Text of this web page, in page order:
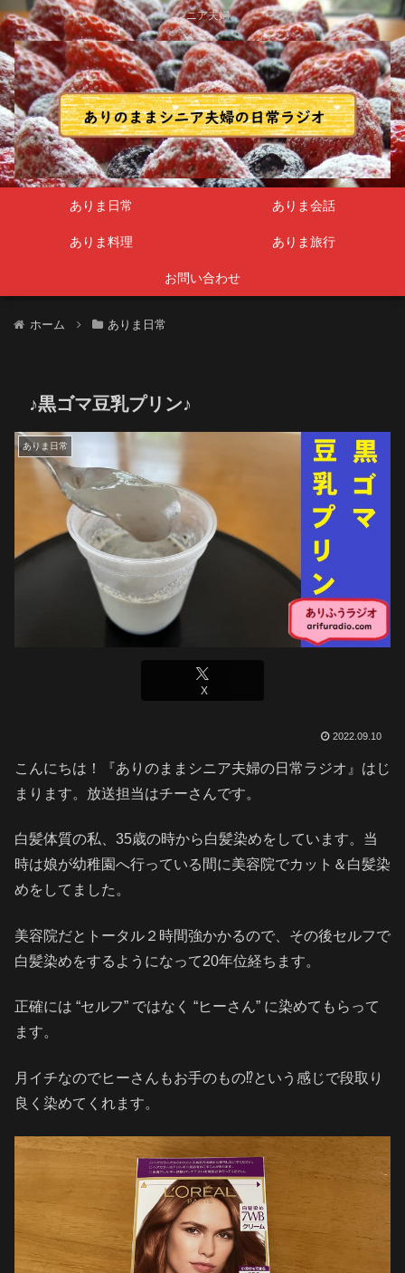
シニア夫婦
ありま日常 ありま会話
ありま料理 ありま旅行
お問い合わせ
ホーム ありま日常
♪黒ゴマ豆乳プリン♪
ありま日常
X
2022.09.10
こんにちは！『ありのままシニア夫婦の日常ラジオ』はじ
まります。放送担当はチーさんです。
白髪体質の私、35歳の時から白髪染めをしています。当
時は娘が幼稚園へ行っている間に美容院でカット＆白髪染
めをしてました。
美容院だとトータル２時間強かかるので、その後セルフで
白髪染めをするようになって20年位経ちます。
正確には “セルフ” ではなく “ヒーさん” に染めてもらって
ます。
月イチなのでヒーさんもお手のもの⁉️という感じで段取り
良く染めてくれます。